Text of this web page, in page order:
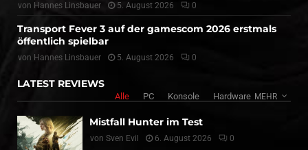
von Hannes Linsbauer 5. August 2026 0
Transport Fever 3 auf der gamescom 2026 erstmals
öffentlich spielbar
von Hannes Linsbauer 5. August 2026 0
LATEST REVIEWS
Alle PC Konsole Hardware MEHR
Mistfall Hunter im Test
von Sven Evil 6. August 2026 0